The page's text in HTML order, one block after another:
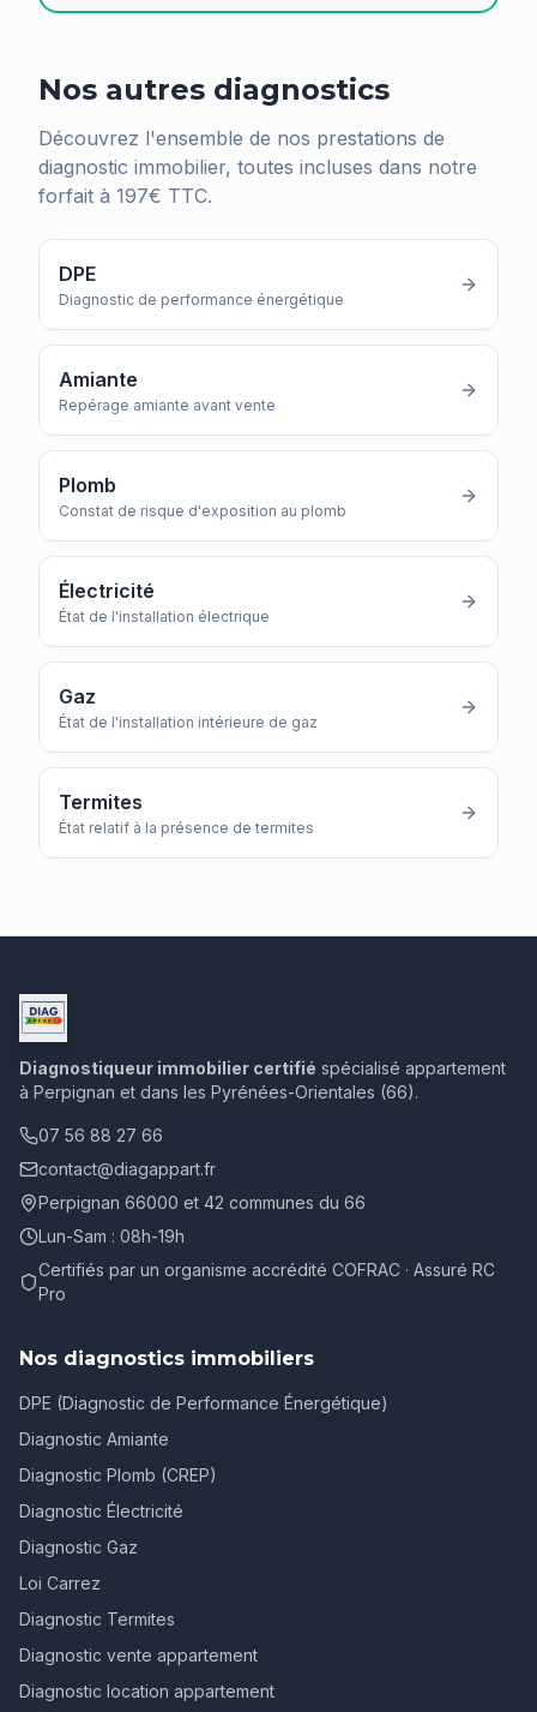
Nos autres diagnostics
Découvrez l'ensemble de nos prestations de
diagnostic immobilier, toutes incluses dans notre
forfait à 197€ TTC.
DPE
Diagnostic de performance énergétique
Amiante
Repérage amiante avant vente
Plomb
Constat de risque d'exposition au plomb
Électricité
État de l'installation électrique
Gaz
État de l'installation intérieure de gaz
Termites
État relatif à la présence de termites
Diagnostiqueur immobilier certifié spécialisé appartement
à Perpignan et dans les Pyrénées-Orientales (66).
07 56 88 27 66
contact@diagappart.fr
Perpignan 66000 et 42 communes du 66
Lun-Sam : 08h-19h
Certifiés par un organisme accrédité COFRAC · Assuré RC
Pro
Nos diagnostics immobiliers
DPE (Diagnostic de Performance Énergétique)
Diagnostic Amiante
Diagnostic Plomb (CREP)
Diagnostic Électricité
Diagnostic Gaz
Loi Carrez
Diagnostic Termites
Diagnostic vente appartement
Diagnostic location appartement